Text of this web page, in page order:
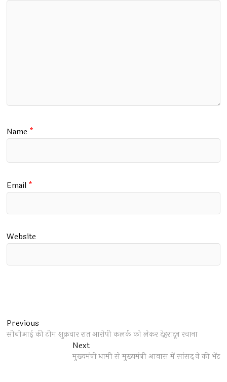
Name *
Email *
Website
Post
navigation
Previous
post:
सीबीआई की टीम शुक्रवार रात आरोपी कलर्क को लेकर देहरादून रवाना
NextNext
post:
मुख्यमंत्री धामी से मुख्यमंत्री आवास में सांसद ने की भेंट